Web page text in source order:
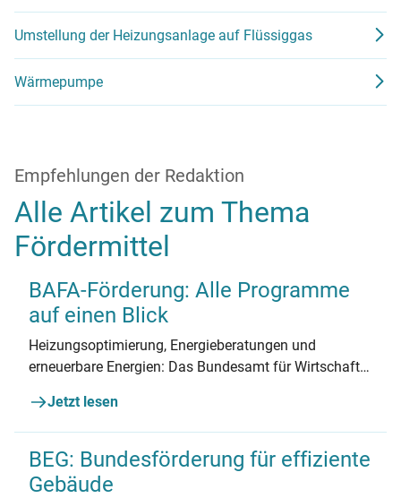
Umstellung der Heizungsanlage auf Flüssiggas
Wärmepumpe
Empfehlungen der Redaktion
Alle Artikel zum Thema
Fördermittel
BAFA-Förderung: Alle Programme
auf einen Blick
Heizungsoptimierung, Energieberatungen und
erneuerbare Energien: Das Bundesamt für Wirtschaft
Fördermittel bereit. Hier finden Sie einen Überblick
über die BAFA-Förderung.
Jetzt lesen
BEG: Bundesförderung für effiziente
Gebäude